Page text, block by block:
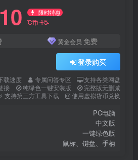
10 限时特惠
C币15
黄金会员 免费
登录购买
载速度 专属问答专区
支持各类网盘
接
纯绿色一键安装版
完整版无删减
支持第三方工具下载
使用虚拟货币兑换
PC电脑
中文版
一键绿色版
鼠标、键盘、手柄